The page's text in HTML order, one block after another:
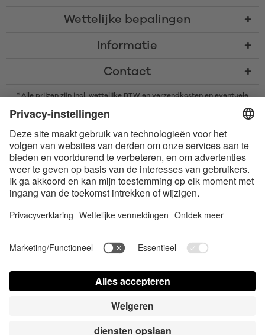
Wettelijke bepalingen
Informatie
Contact
* Alle prijzen zijn incl. wettelijke BTW en verzendkosten en eventuele
rembourskosten, indien niet anders beschreven
handelsmerken van Bluetooth SIG, Inc. en elk gebruik van dergelijke
Apple, het Apple logo en Apple Watch zijn handelsmerken van Apple Inc.
Google Play en het Google Play-logo zijn handelsmerken van Google LLC.
Contact us today
Gebruiksaanwijzing Contact